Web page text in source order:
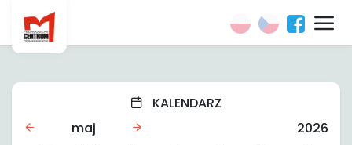
KALENDARZ
maj
2026